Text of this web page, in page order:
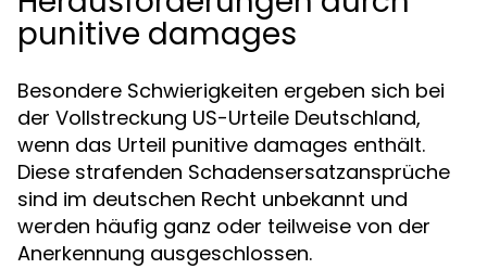
punitive damages
Besondere Schwierigkeiten ergeben sich bei
der Vollstreckung US-Urteile Deutschland,
wenn das Urteil punitive damages enthält.
Diese strafenden Schadensersatzansprüche
sind im deutschen Recht unbekannt und
werden häufig ganz oder teilweise von der
Anerkennung ausgeschlossen.